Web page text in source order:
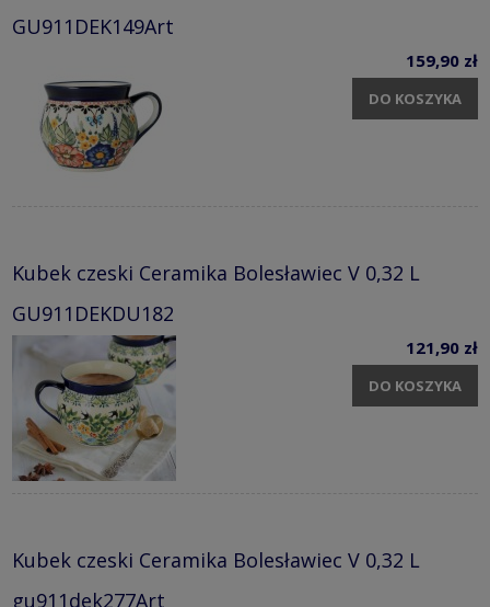
GU911DEK149Art
159,90 zł
DO KOSZYKA
Kubek czeski Ceramika Bolesławiec V 0,32 L
GU911DEKDU182
121,90 zł
DO KOSZYKA
Kubek czeski Ceramika Bolesławiec V 0,32 L
gu911dek277Art